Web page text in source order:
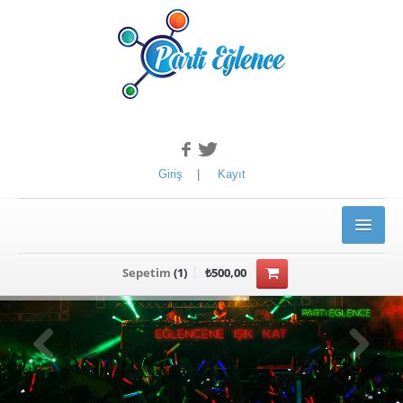
Giriş Kayıt
ÜRÜNLER
YILBAŞI ÜRÜNLERİ
Kotyon Set
Sepetim (1) ₺500,00